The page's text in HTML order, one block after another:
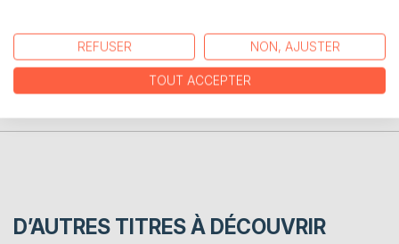
CRITIQUES PRESSE
D’AUTRES TITRES À DÉCOUVRIR
REFUSER NON, AJUSTER
TOUT ACCEPTER